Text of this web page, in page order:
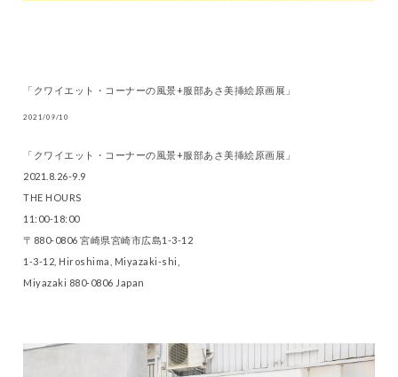
「クワイエット・コーナーの風景+服部あさ美挿絵原画展」
2021/09/10
「クワイエット・コーナーの風景+服部あさ美挿絵原画展」
2021.8.26-9.9
THE HOURS
11:00-18:00
〒880-0806 宮崎県宮崎市広島1-3-12
1-3-12, Hiroshima, Miyazaki-shi,
Miyazaki 880-0806 Japan